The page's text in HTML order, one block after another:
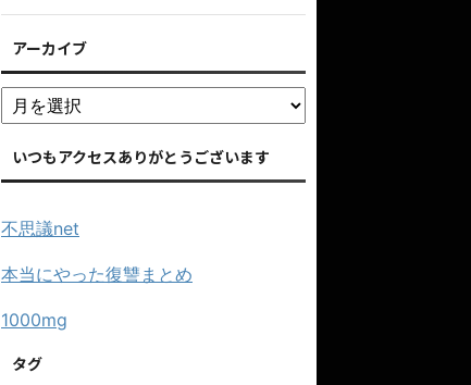
アーカイブ
いつもアクセスありがとうございます
不思議net
本当にやった復讐まとめ
1000mg
タグ